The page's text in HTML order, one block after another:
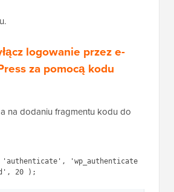
logowanie przez e-
za pomocą kodu
na dodaniu fragmentu kodu do